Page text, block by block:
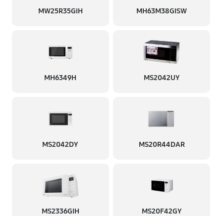
MW25R35GIH MH63M38GISW
MH6349H MS2042UY
MS2042DY MS20R44DAR
MS2336GIH MS20F42GY